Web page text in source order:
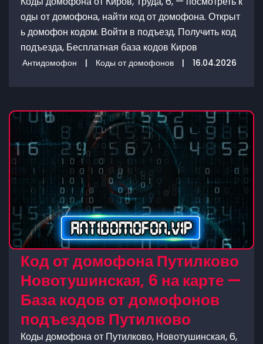
оды от домофона, найти код от домофона. Открыт
ь домофон кодом. Войти в подъезд. Получить код
подъезда, Бесплатная база кодов Киров
Антидомофон | Коды от домофонов | 16.04.2026
Код от домофона Путилково
Новотушинская, 6 на карте —
База кодов от домофонов
подъездов Путилково
Коды домофона от Путилково, Новотушинская, 6,